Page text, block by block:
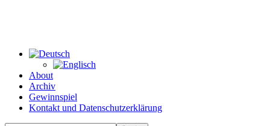
About
Archiv
Gewinnspiel
Kontakt und Datenschutzerklärung